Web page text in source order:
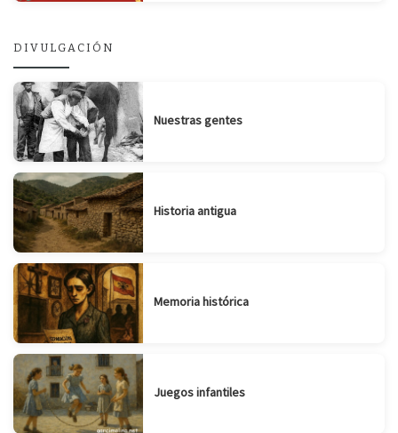
DIVULGACIÓN
Nuestras gentes
Historia antigua
Memoria histórica
Juegos infantiles